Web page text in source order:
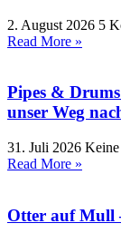
2. August 2026 5
Read More »
Pipes &
unser Weg
31. Juli 2026
Read More »
Otter auf Mull